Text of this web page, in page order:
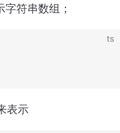
字符串数组；
ts
表示